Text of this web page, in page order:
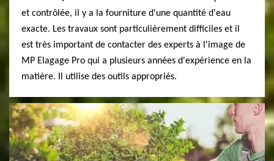
et contrôlée, il y a la fourniture d'une quantité d'eau
exacte. Les travaux sont particulièrement difficiles et il
est très important de contacter des experts à l'image de
MP Elagage Pro qui a plusieurs années d'expérience en la
matière. Il utilise des outils appropriés.